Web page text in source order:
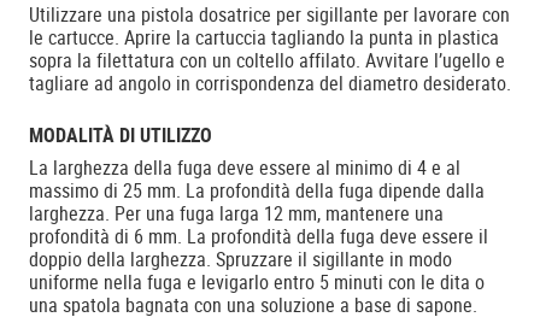
Utilizzare una pistola dosatrice per sigillante per lavorare con
le cartucce. Aprire la cartuccia tagliando la punta in plastica
sopra la filettatura con un coltello affilato. Avvitare l’ugello e
tagliare ad angolo in corrispondenza del diametro desiderato.
MODALITÀ DI UTILIZZO
La larghezza della fuga deve essere al minimo di 4 e al
massimo di 25 mm. La profondità della fuga dipende dalla
larghezza. Per una fuga larga 12 mm, mantenere una
profondità di 6 mm. La profondità della fuga deve essere il
doppio della larghezza. Spruzzare il sigillante in modo
uniforme nella fuga e levigarlo entro 5 minuti con le dita o
una spatola bagnata con una soluzione a base di sapone.